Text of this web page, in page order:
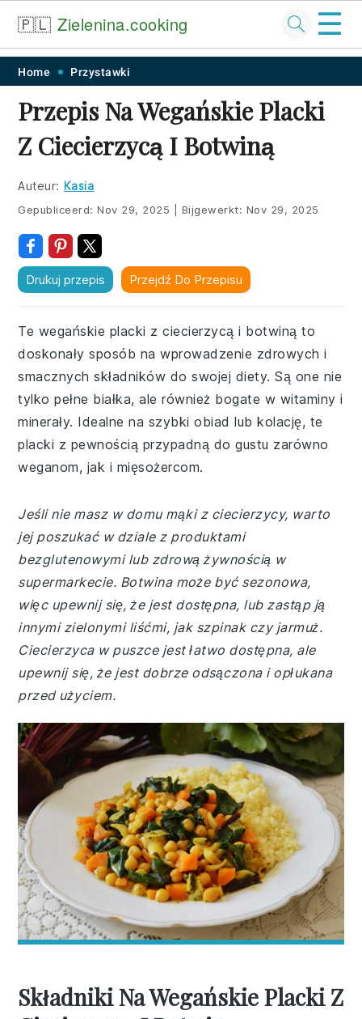
Skip
primary
navigation
Skip
main
content
Skip
primary
sidebar
Skip
footer
🇵🇱 Zielenina.cooking ☰
Home Przystawki
Przepis Na Wegańskie Placki
Z Ciecierzycą I Botwiną
Auteur: Kasia
Gepubliceerd:Nov 29, 2025 Bijgewerkt: Nov 29, 2025
Drukuj przepis Przejdź Do Przepisu
Te wegańskie placki z ciecierzycą i botwiną to
doskonały sposób na wprowadzenie zdrowych i
smacznych składników do swojej diety. Są one nie
tylko pełne białka, ale również bogate w witaminy i
minerały. Idealne na szybki obiad lub kolację, te
placki z pewnością przypadną do gustu zarówno
weganom, jak i mięsożercom.
Jeśli nie masz w domu mąki z ciecierzycy, warto
jej poszukać w dziale z produktami
bezglutenowymi lub zdrową żywnością w
supermarkecie. Botwina może być sezonowa,
więc upewnij się, że jest dostępna, lub zastąp ją
innymi zielonymi liśćmi, jak szpinak czy jarmuż.
Ciecierzyca w puszce jest łatwo dostępna, ale
upewnij się, że jest dobrze odsączona i opłukana
przed użyciem.
Składniki Na Wegańskie Placki Z